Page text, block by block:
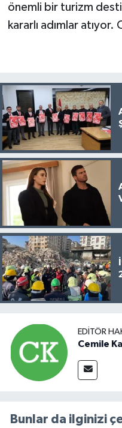
önemli bir turizm
kararlı adımlar atıyor.
EDITÖR
Cemile
Bunlar da ilginizi